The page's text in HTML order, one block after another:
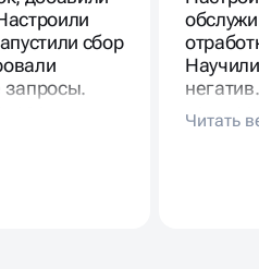
сбор
запросы.
и
нашли